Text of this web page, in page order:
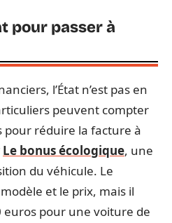
pour passer à
l’État n’est pas en
peuvent compter
pour réduire la facture à
Le bonus écologique, une
du véhicule. Le
et le prix, mais il
euros pour une voiture de